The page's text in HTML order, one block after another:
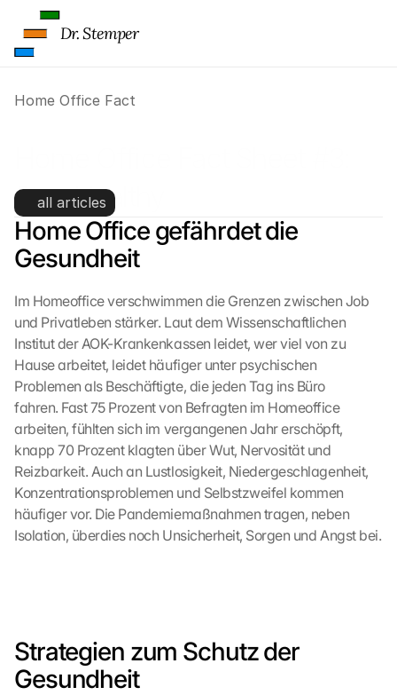
Home Office Fact
Stay Healthy
all articles
Home Office gefährdet die
Gesundheit
Im Homeoffice verschwimmen die Grenzen zwischen Job
und Privatleben stärker. Laut dem Wissenschaftlichen
Institut der AOK-Krankenkassen leidet, wer viel von zu
Hause arbeitet, leidet häufiger unter psychischen
Problemen als Beschäftigte, die jeden Tag ins Büro
fahren. Fast 75 Prozent von Befragten im Homeoffice
arbeiten, fühlten sich im vergangenen Jahr erschöpft,
knapp 70 Prozent klagten über Wut, Nervosität und
Reizbarkeit. Auch an Lustlosigkeit, Niedergeschlagenheit,
Konzentrationsproblemen und Selbstzweifel kommen
häufiger vor. Die Pandemiemaßnahmen tragen, neben
Isolation, überdies noch Unsicherheit, Sorgen und Angst bei.
Strategien zum Schutz der
Gesundheit
Dr. Stemper